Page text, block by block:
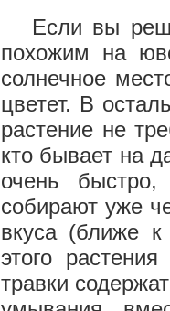
Если вы
похожим на
солнечное
цветет. В
растение не
кто бывает на
очень
собирают уже
вкуса (ближе
этого
травки